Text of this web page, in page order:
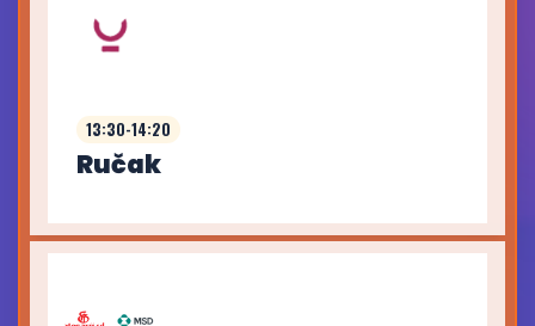
13:30-14:20
Ručak